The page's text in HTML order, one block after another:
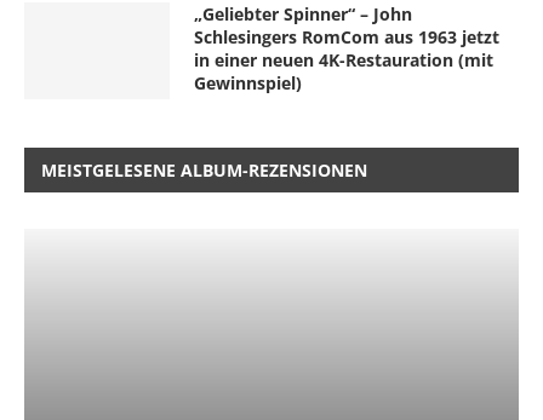
„Geliebter Spinner“ – John
Schlesingers RomCom aus 1963 jetzt
in einer neuen 4K-Restauration (mit
Gewinnspiel)
MEISTGELESENE ALBUM-REZENSIONEN